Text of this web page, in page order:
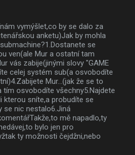
vymýšlet,co by se dalo za
anketu)Jak by mohla
se
ven(ale Mur a ostatní tam
vás zabije(jinými slovy "GAME
celej systém sub(a osvobodíte
Mur...(jak že se to
tím osvobodíte všechny5.Najdete
kterou sníte,a probudíte se
se nic nestalo6.Jiná
mě napadlo,ty
bylo jen pro
ty možnosti čejdžni,nebo